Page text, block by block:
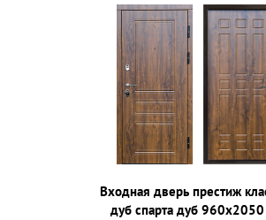
Входная дверь престиж
дуб спарта дуб